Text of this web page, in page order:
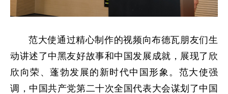
范大使通过精心制作的视频向布德瓦朋友们生
动讲述了中黑友好故事和中国发展成就，展现了欣
欣向荣、蓬勃发展的新时代中国形象。范大使强
调，中国共产党第二十次全国代表大会谋划了中国